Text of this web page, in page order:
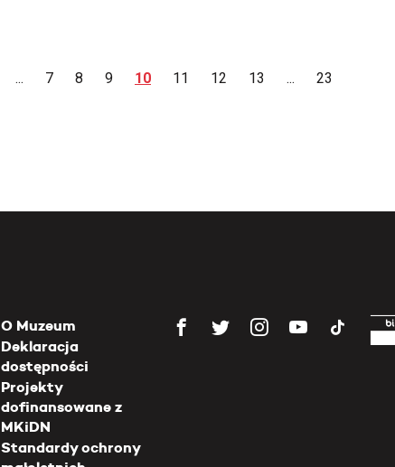
... 7 8 9 10 11 12 13 ... 23
O Muzeum
Deklaracja
dostępności
Projekty
dofinansowane z
MKiDN
Standardy ochrony